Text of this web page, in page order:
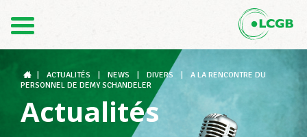
DE
Le LCGB
ACTUALITÉS NEWS DIVERS
A LA RENCONTRE DU
PERSONNEL DE DEMY SCHANDELER
Actualités